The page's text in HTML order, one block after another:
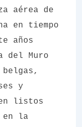
aérea de
en tiempo
años
del Muro
y
listos
en la